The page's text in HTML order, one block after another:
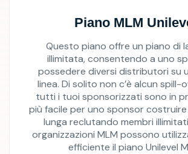
Piano MLM
Questo piano offre un piano di
illimitata, consentendo a uno
possedere diversi distributori su
linea. Di solito non c’è alcun spill-
tutti i tuoi sponsorizzati sono in
più facile per uno sponsor
lunga reclutando membri
organizzazioni MLM possono
efficiente il piano Unilevel